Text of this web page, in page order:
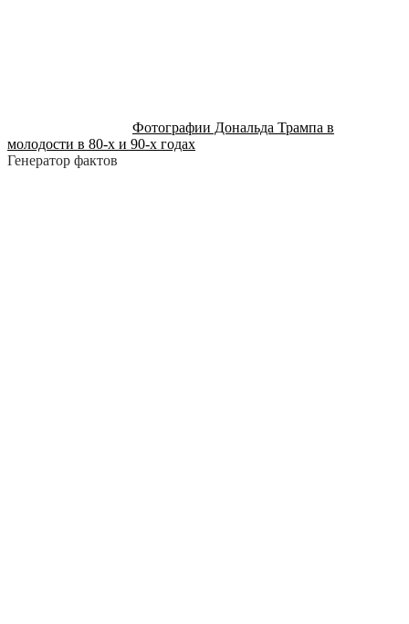
Фотографии Дональда Трампа в
молодости в 80-х и 90-х годах
Генератор фактов